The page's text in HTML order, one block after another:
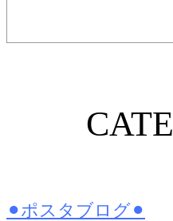
⚫︎ポスタブログ⚫︎